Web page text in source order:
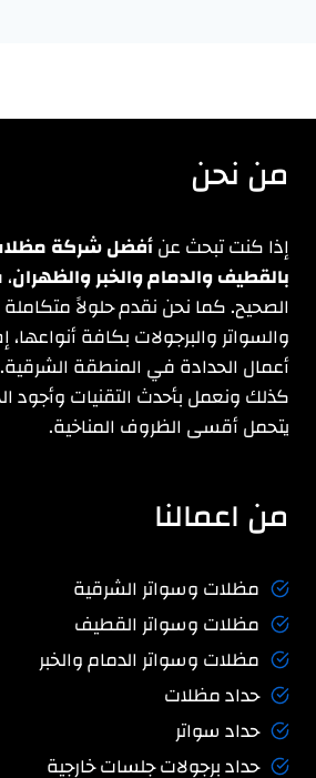
من نحن
إذا كنت تبحث عنأفضل شركة
بالقطيف والدمام والخبر والظهران
الصحيح. كما نحن نقدم حلولاً
والسواتر والبرجولات بكافة
أعمال الحدادة في المنطقة الشرقية.
كذلك ونعمل بأحدث التقنيات وأجود
يتحمل أقسى الظروف المناخية.
من اعمالنا
مظلات وسواتر الشرقية
مظلات وسواتر القطيف
مظلات وسواتر الدمام والخبر
حداد مظلات
حداد سواتر
حداد برجولات جلسات خارجية